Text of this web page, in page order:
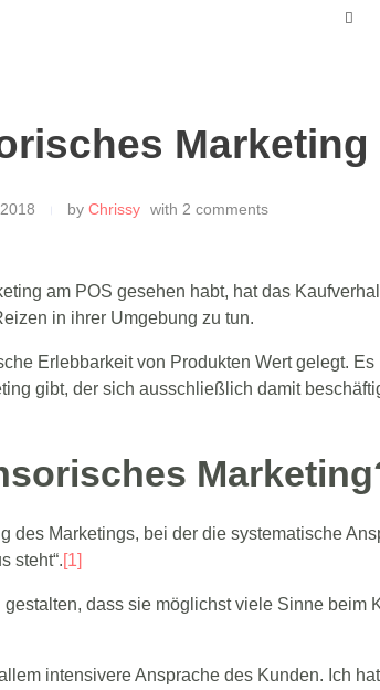
Marketing
by Chrissy with 2 comments
am POS gesehen habt, hat das
in ihrer Umgebung zu tun.
Erlebbarkeit von Produkten Wert gelegt.
gibt, der sich ausschließlich damit
des Marketings, bei der die systematische
steht“.[1]
dass sie möglichst viele Sinne beim
intensivere Ansprache des Kunden. Ich